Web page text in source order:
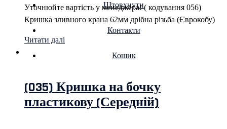
Штовхнути
Контакти
Кошик
Уточнюйте вартість у менеджера! ( кодування 056)
Кришка зливного крана 62мм дрібна різьба (Єврокобу)
Читати далі
(035) Кришка на бочку
пластикову (Середній)